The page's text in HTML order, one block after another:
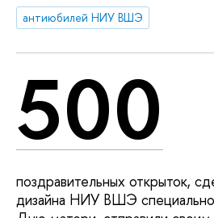
антиюбилей НИУ ВШЭ
500
поздравительных открыток,
дизайна НИУ ВШЭ